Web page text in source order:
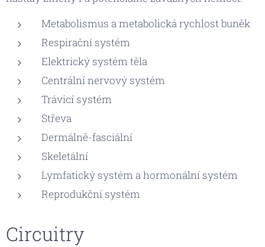
Metabolismus a metabolická rychlost buněk
Respirační systém
Elektrický systém těla
Centrální nervový systém
Trávicí systém
Střeva
Dermálně-fasciální
Skeletální
Lymfatický systém a hormonální systém
Reprodukční systém
Circuitry